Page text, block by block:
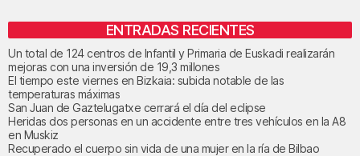
ENTRADAS RECIENTES
Un total de 124 centros de Infantil y Primaria de Euskadi realizarán
mejoras con una inversión de 19,3 millones
El tiempo este viernes en Bizkaia: subida notable de las
temperaturas máximas
San Juan de Gaztelugatxe cerrará el día del eclipse
Heridas dos personas en un accidente entre tres vehículos en la A8
en Muskiz
Recuperado el cuerpo sin vida de una mujer en la ría de Bilbao